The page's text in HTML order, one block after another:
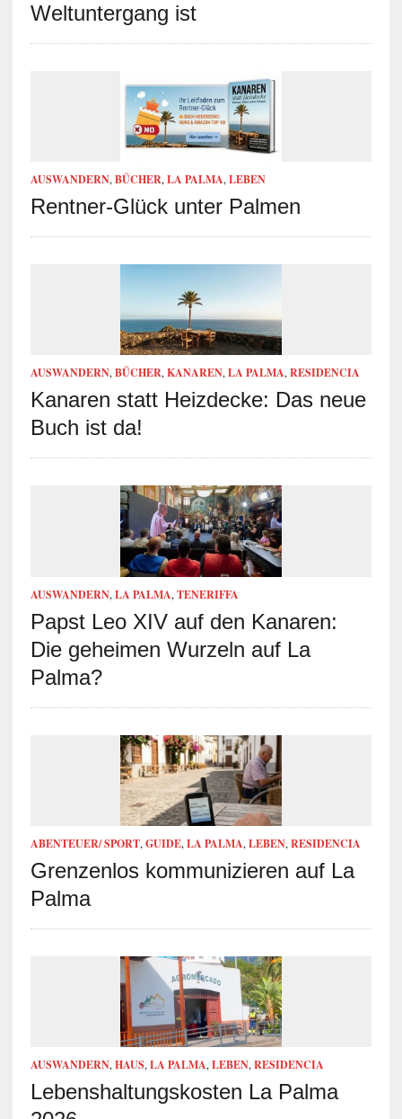
Weltuntergang ist
AUSWANDERN,BÜCHER,LA PALMA,LEBEN
Rentner-Glück unter Palmen
AUSWANDERN,BÜCHER,KANAREN,LA PALMA,RESIDENCIA
Kanaren statt Heizdecke: Das neue
Buch ist da!
AUSWANDERN, LA PALMA, TENERIFFA
Papst Leo XIV auf den Kanaren:
Die geheimen Wurzeln auf La
Palma?
ABENTEUER/ SPORT, GUIDE, LA PALMA, LEBEN, RESIDENCIA
Grenzenlos kommunizieren auf La
Palma
AUSWANDERN, HAUS, LA PALMA, LEBEN, RESIDENCIA
Lebenshaltungskosten La Palma